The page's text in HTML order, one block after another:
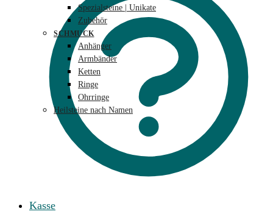
Kasse
Spezialsteine | Unikate
Zubehör
SCHMUCK
Anhänger
Armbänder
Ketten
Ringe
Ohrringe
Heilsteine nach Namen